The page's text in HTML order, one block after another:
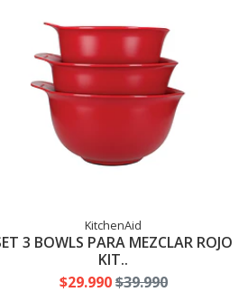
KitchenAid
3 BOWLS PARA MEZCLAR ROJO
KIT..
$29.990$39.990